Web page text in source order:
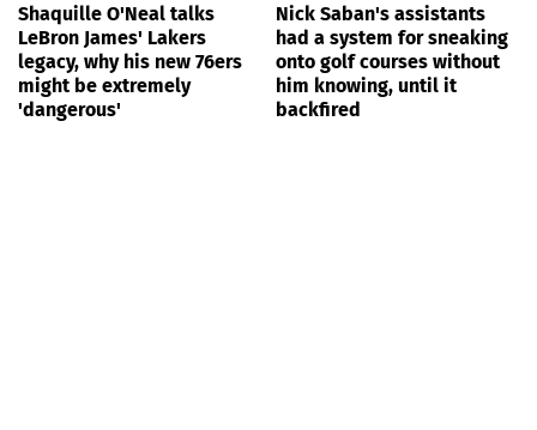
Shaquille O'Neal talks
LeBron James' Lakers
legacy, why his new 76ers
might be extremely
'dangerous'
Nick Saban's assistants
had a system for sneaking
onto golf courses without
him knowing, until it
backfired